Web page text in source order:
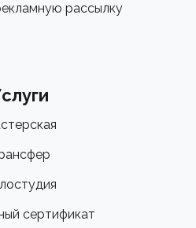
рассылку
сертификат